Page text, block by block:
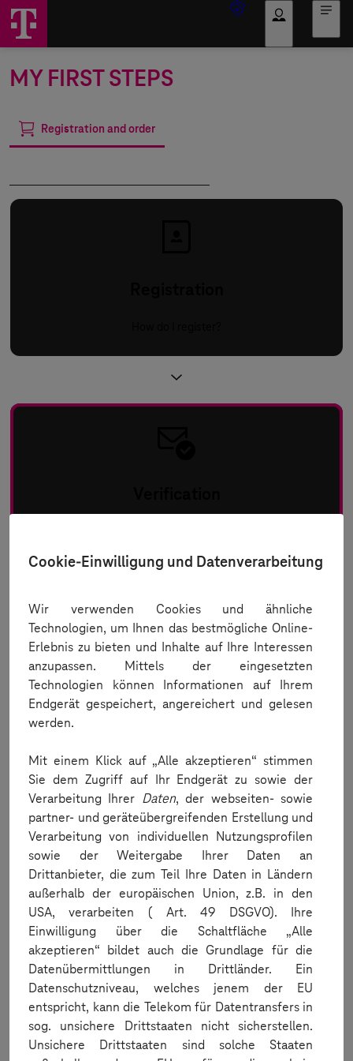
MY FIRST STEPS
Registration and order
Order release
Order
How do I order?
Cookie-Einwilligung und Datenverarbeitung
Wir verwenden Cookies und ähnliche
Technologien, um Ihnen das bestmögliche Online-
Erlebnis zu bieten und Inhalte auf Ihre Interessen
anzupassen. Mittels der eingesetzten
Technologien können Informationen auf Ihrem
Endgerät gespeichert, angereichert und gelesen
werden.
Mit einem Klick auf „Alle akzeptieren“ stimmen
Sie dem Zugriff auf Ihr Endgerät zu sowie der
Verarbeitung Ihrer Daten, der webseiten- sowie
partner- und geräteübergreifenden Erstellung und
Verarbeitung von individuellen Nutzungsprofilen
sowie der Weitergabe Ihrer Daten an
Drittanbieter, die zum Teil Ihre Daten in Ländern
außerhalb der europäischen Union, z.B. in den
USA, verarbeiten ( Art. 49 DSGVO). Ihre
Einwilligung über die Schaltfläche „Alle
akzeptieren“ bildet auch die Grundlage für die
Datenübermittlungen in Drittländer. Ein
Datenschutzniveau, welches jenem der EU
entspricht, kann die Telekom für Datentransfers in
sog. unsichere Drittstaaten nicht sicherstellen.
Unsichere Drittstaaten sind solche Staaten